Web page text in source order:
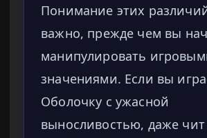
Понимание этих
важно, прежде чем вы
манипулировать
значениями. Если вы
Оболочку с ужасной
выносливостью, даже чит